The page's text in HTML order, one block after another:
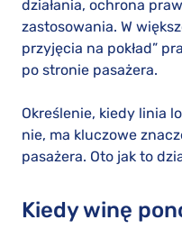
działania, ochrona
zastosowania. W
przyjęcia na pokład”
po stronie pasażera.
Określenie, kiedy linia
nie, ma kluczowe
pasażera. Oto jak to
Kiedy winę